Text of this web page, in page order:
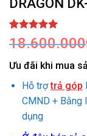
DRAGON
5.00
trên 5
dựa trên
1
18.600.000
Ưu đãi khi mua
Hỗ trợtrả góp
CMND + Bằng
dụng